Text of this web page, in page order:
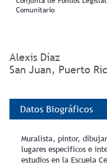
Comunitario
Alexis Díaz
San Juan, Puerto
Datos Biográficos
Muralista, pintor,
lugares específicos e
estudios en la Escuela